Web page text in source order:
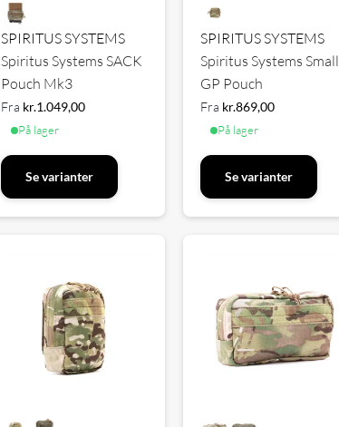
SPIRITUS SYSTEMS
Spiritus Systems SACK
Pouch Mk3
Fra kr.1.049,00
På lager
Se varianter
SPIRITUS SYSTEMS
Spiritus Systems Small
GP Pouch
Fra kr.869,00
På lager
Se varianter